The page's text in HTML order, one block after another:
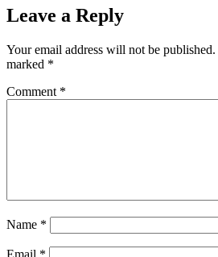
Leave a Reply
Your email address will not be published.
marked *
Comment *
Name *